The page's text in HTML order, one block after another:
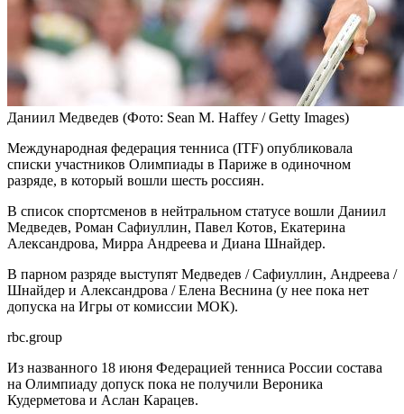
Даниил Медведев (Фото: Sean M. Haffey / Getty Images)
Международная федерация тенниса (ITF) опубликовала
списки участников Олимпиады в Париже в одиночном
разряде, в который вошли шесть россиян.
В список спортсменов в нейтральном статусе вошли Даниил
Медведев, Роман Сафиуллин, Павел Котов, Екатерина
Александрова, Мирра Андреева и Диана Шнайдер.
В парном разряде выступят Медведев / Сафиуллин, Андреева /
Шнайдер и Александрова / Елена Веснина (у нее пока нет
допуска на Игры от комиссии МОК).
rbc.group
Из названного 18 июня Федерацией тенниса России состава
на Олимпиаду допуск пока не получили Вероника
Кудерметова и Аслан Карацев.